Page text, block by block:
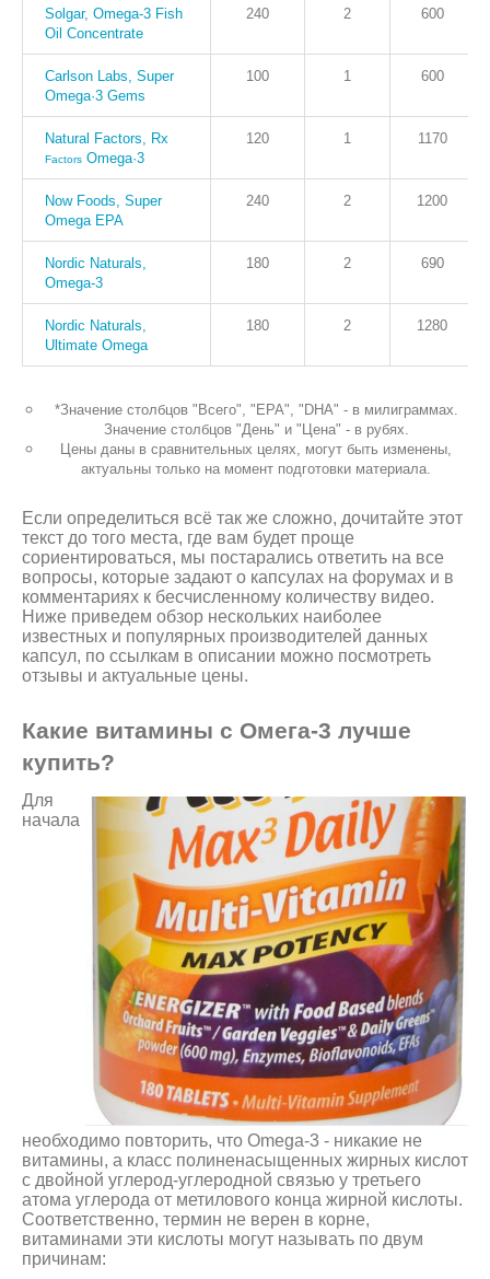
Solgar, Omega-3 Fish
Oil Concentrate
240 2 600
Carlson Labs, Super
Omega·3 Gems
100 1 600
Natural Factors, Rx
Factors Omega·3
120 1 1170
Now Foods, Super
Omega EPA
240 2 1200
Nordic Naturals,
Omega-3
180 2 690
Nordic Naturals,
Ultimate Omega
180 2 1280
*Значение столбцов "Всего", "EPA", "DHA" - в милиграммах.
Значение столбцов "День" и "Цена" - в рубях.
Цены даны в сравнительных целях, могут быть изменены,
актуальны только на момент подготовки материала.
Если определиться всё так же сложно, дочитайте этот
текст до того места, где вам будет проще
сориентироваться, мы постарались ответить на все
вопросы, которые задают о капсулах на форумах и в
комментариях к бесчисленному количеству видео.
Ниже приведем обзор нескольких наиболее
известных и популярных производителей данных
капсул, по ссылкам в описании можно посмотреть
отзывы и актуальные цены.
Какие витамины с Омега-3 лучше
купить?
Для
начала
необходимо повторить, что Omega-3 - никакие не
витамины, а класс полиненасыщенных жирных кислот
с двойной углерод-углеродной связью у третьего
атома углерода от метилового конца жирной кислоты.
Соответственно, термин не верен в корне,
витаминами эти кислоты могут называть по двум
причинам: